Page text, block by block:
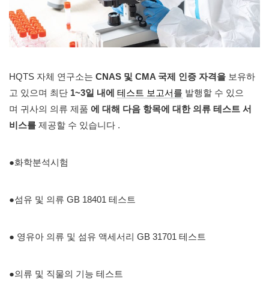
HQTS 자체 연구소는 CNAS 및 CMA 국제 인증 자격을 보유하
고 있으며 최단 1~3일 내에 테스트 보고서를 발행할 수 있으
며 귀사의 의류 제품 에 대해 다음 항목에 대한 의류 테스트 서
비스를 제공할 수 있습니다 .
●화학분석시험
●섬유 및 의류 GB 18401 테스트
● 영유아 의류 및 섬유 액세서리 GB 31701 테스트
●의류 및 직물의 기능 테스트